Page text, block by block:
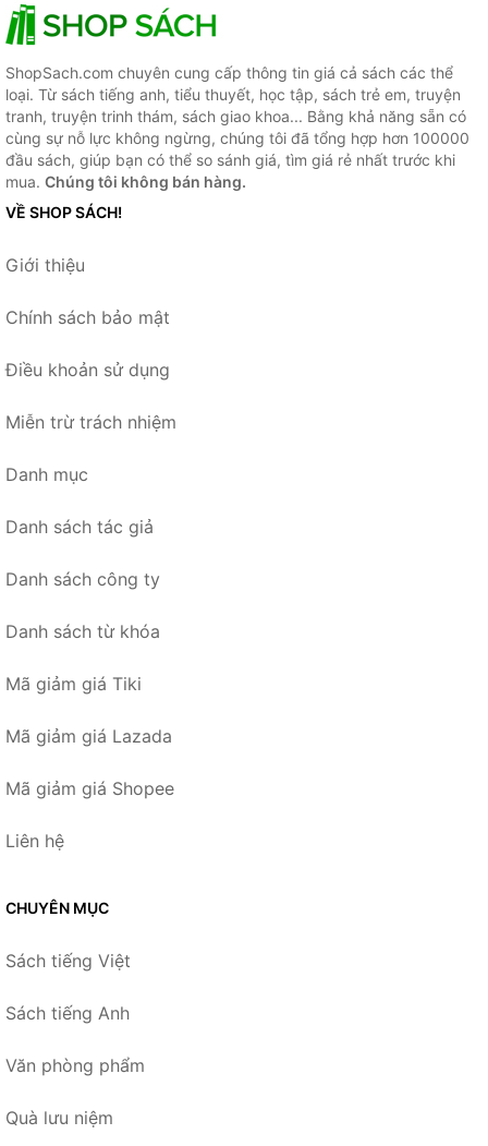
ShopSach.com chuyên cung cấp thông tin giá cả sách các thể
loại. Từ sách tiếng anh, tiểu thuyết, học tập, sách trẻ em, truyện
tranh, truyện trinh thám, sách giao khoa... Bằng khả năng sẵn có
cùng sự nỗ lực không ngừng, chúng tôi đã tổng hợp hơn 100000
đầu sách, giúp bạn có thể so sánh giá, tìm giá rẻ nhất trước khi
mua. Chúng tôi không bán hàng.
VỀ SHOP SÁCH!
Giới thiệu
Chính sách bảo mật
Điều khoản sử dụng
Miễn trừ trách nhiệm
Danh mục
Danh sách tác giả
Danh sách công ty
Danh sách từ khóa
Mã giảm giá Tiki
Mã giảm giá Lazada
Mã giảm giá Shopee
Liên hệ
CHUYÊN MỤC
Sách tiếng Việt
Sách tiếng Anh
Văn phòng phẩm
Quà lưu niệm